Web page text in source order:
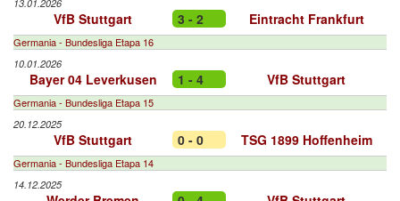
13.01.2026
VfB Stuttgart 3 - 2 Eintracht Frankfurt
Germania - Bundesliga Etapa 16
10.01.2026
Bayer 04 Leverkusen 1 - 4 VfB Stuttgart
Germania - Bundesliga Etapa 15
20.12.2025
VfB Stuttgart 0 - 0 TSG 1899 Hoffenheim
Germania - Bundesliga Etapa 14
14.12.2025